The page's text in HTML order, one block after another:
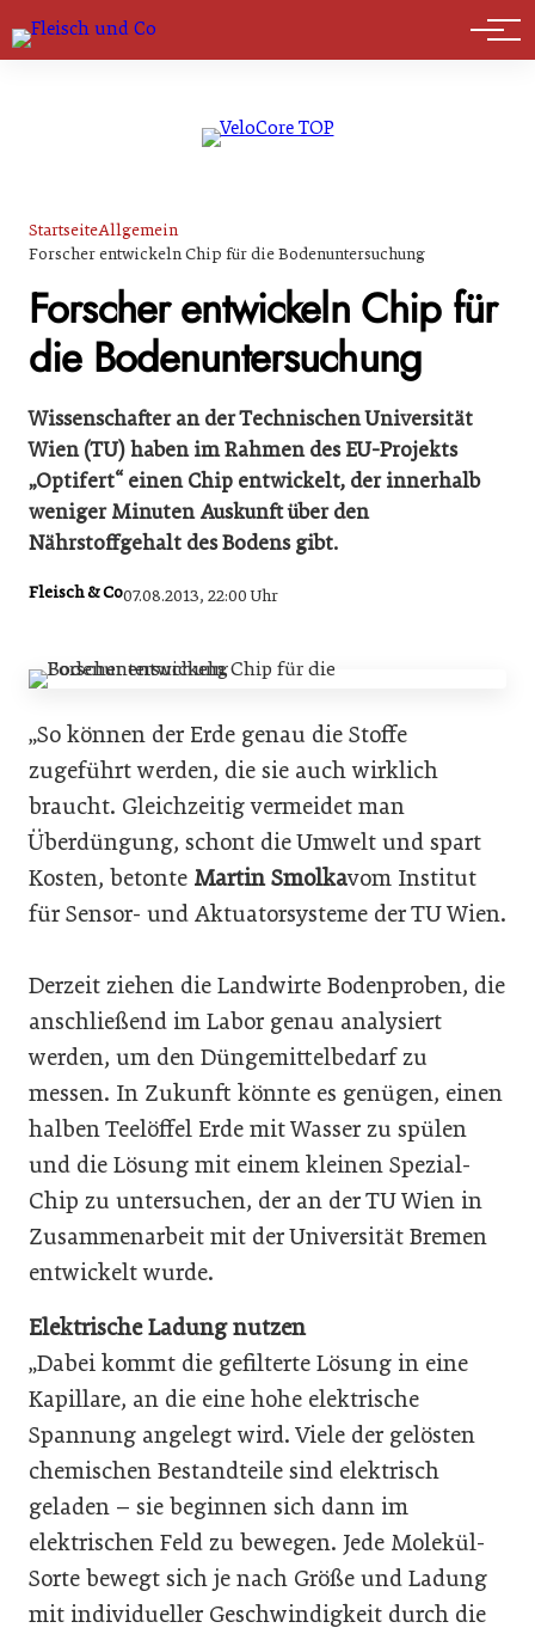
Marktführer
StartseiteAllgemein
Forscher entwickeln Chip für die Bodenuntersuchung
Forscher entwickeln Chip für
die Bodenuntersuchung
Wissenschafter an der Technischen Universität
Wien (TU) haben im Rahmen des EU-Projekts
„Optifert“ einen Chip entwickelt, der innerhalb
weniger Minuten Auskunft über den
Nährstoffgehalt des Bodens gibt.
Fleisch & Co07.08.2013, 22:00 Uhr
„So können der Erde genau die Stoffe
zugeführt werden, die sie auch wirklich
braucht. Gleichzeitig vermeidet man
Überdüngung, schont die Umwelt und spart
Kosten, betonte Martin Smolkavom Institut
für Sensor- und Aktuatorsysteme der TU Wien.
Derzeit ziehen die Landwirte Bodenproben, die
anschließend im Labor genau analysiert
werden, um den Düngemittelbedarf zu
messen. In Zukunft könnte es genügen, einen
halben Teelöffel Erde mit Wasser zu spülen
und die Lösung mit einem kleinen Spezial-
Chip zu untersuchen, der an der TU Wien in
Zusammenarbeit mit der Universität Bremen
entwickelt wurde.
Elektrische Ladung nutzen
„Dabei kommt die gefilterte Lösung in eine
Kapillare, an die eine hohe elektrische
Spannung angelegt wird. Viele der gelösten
chemischen Bestandteile sind elektrisch
geladen – sie beginnen sich dann im
elektrischen Feld zu bewegen. Jede Molekül-
Sorte bewegt sich je nach Größe und Ladung
mit individueller Geschwindigkeit durch die